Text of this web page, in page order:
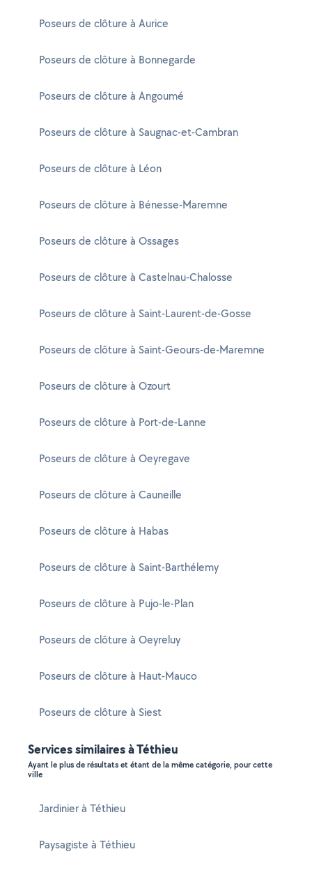
Poseurs de clôture à Aurice
Poseurs de clôture à Bonnegarde
Poseurs de clôture à Angoumé
Poseurs de clôture à Saugnac-et-Cambran
Poseurs de clôture à Léon
Poseurs de clôture à Bénesse-Maremne
Poseurs de clôture à Ossages
Poseurs de clôture à Castelnau-Chalosse
Poseurs de clôture à Saint-Laurent-de-Gosse
Poseurs de clôture à Saint-Geours-de-Maremne
Poseurs de clôture à Ozourt
Poseurs de clôture à Port-de-Lanne
Poseurs de clôture à Oeyregave
Poseurs de clôture à Cauneille
Poseurs de clôture à Habas
Poseurs de clôture à Saint-Barthélemy
Poseurs de clôture à Pujo-le-Plan
Poseurs de clôture à Oeyreluy
Poseurs de clôture à Haut-Mauco
Poseurs de clôture à Siest
Services similaires à Téthieu
Ayant le plus de résultats et étant de la même catégorie, pour cette
ville
Jardinier à Téthieu
Paysagiste à Téthieu